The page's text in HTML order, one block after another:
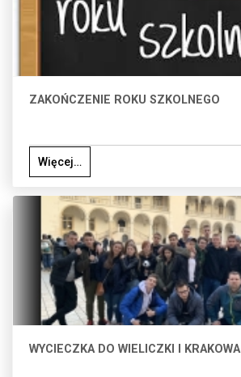
ZAKOŃCZENIE ROKU SZKOLNEGO
Więcej…
WYCIECZKA DO WIELICZKI I KRAKOWA